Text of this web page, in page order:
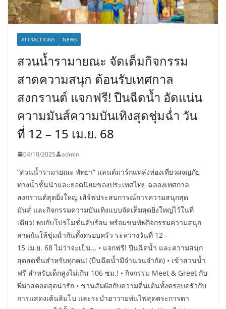
ATTRACTIONS NEWS
สวนน้ำรามายณะ จัดเต็มกิจกรรม
สาดความสนุก ต้อนรับเทศกาล
สงกรานต์ แจกฟรี! ปืนฉีดน้ำ อัดแน่น
ความมันส์ความบันเทิงสุดชุ่มฉ่ำ วัน
ที่ 12 – 15 เม.ย. 68
04/10/2025 admin
“สวนน้ำรามายณะ พัทยา” แลนด์มาร์กแหล่งท่องเที่ยวผจญภัย
ทางน้ำชั้นนำและยอดนิยมของประเทศไทย ฉลองเทศกาล
สงกรานต์สุดยิ่งใหญ่ เสิร์ฟประสบการณ์การความสนุกสุด
มันส์ และกิจกรรมความบันเทิงแบบจัดเต็มสุดยิ่งใหญ่ไว้ในที่
เดียว! พบกับโปรโมชั่นดับร้อน พร้อมขนทัพกิจกรรมความสนุก
สาดกันให้ชุ่มฉ่ำกันทั้งครอบครัว ระหว่างวันที่ 12 –
15 เม.ย. 68 ไม่ว่าจะเป็น… • แจกฟรี! ปืนฉีดน้ำ และความสนุก
สุดสดชื่นสำหรับทุกคน! (ปืนฉีดน้ำมีจำนวนจำกัด) • เข้าสวนน้ำ
ฟรี สำหรับเด็กสูงไม่เกิน 106 ซม.! • กิจกรรม Meet & Greet กับ
พี่มาสคอตสุดน่ารัก • ชวนสัมผัสกับความตื่นเต้นทั้งครอบครัวกับ
การแสดงเต้นลิมโบ และระบำฮาวายพ่นไฟสุดตระการตา